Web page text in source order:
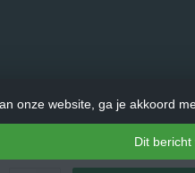
onze website, ga je akkoord
Dit